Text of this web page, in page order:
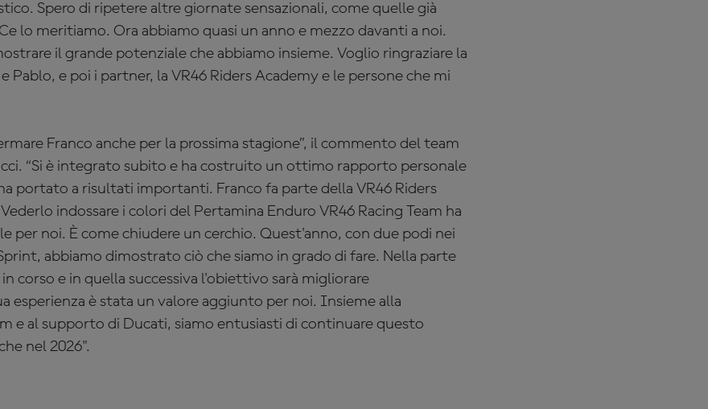
Spero di ripetere altre giornate sensazionali, come quelle già
lo meritiamo. Ora abbiamo quasi un anno e mezzo davanti a noi.
il grande potenziale che abbiamo insieme. Voglio ringraziare la
Pablo, e poi i partner, la VR46 Riders Academy e le persone che mi
Franco anche per la prossima stagione”, il commento del team
“Si è integrato subito e ha costruito un ottimo rapporto personale
portato a risultati importanti. Franco fa parte della VR46 Riders
indossare i colori del Pertamina Enduro VR46 Racing Team ha
per noi. È come chiudere un cerchio. Quest'anno, con due podi nei
abbiamo dimostrato ciò che siamo in grado di fare. Nella parte
corso e in quella successiva l'obiettivo sarà migliorare
esperienza è stata un valore aggiunto per noi. Insieme alla
e al supporto di Ducati, siamo entusiasti di continuare questo
nel 2026".